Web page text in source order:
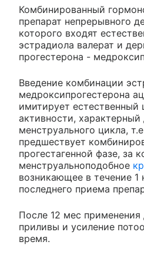
Комбинированный
препарат непрерывного
которого входят
эстрадиола валерат и
прогестерона -
Введение комбинации
медроксипрогестерона
имитирует естественный
активности,
менструального цикла,
предшествует
прогестагенной фазе, за
менструальноподобное
возникающее в течение 1
последнего приема
После 12 мес
приливы и усиление
время.